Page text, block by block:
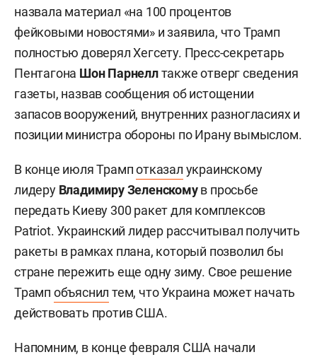
назвала материал «на 100 процентов
фейковыми новостями» и заявила, что Трамп
полностью доверял Хегсету. Пресс-секретарь
Пентагона Шон Парнеллтакже отверг сведения
газеты, назвав сообщения об истощении
запасов вооружений, внутренних разногласиях и
позиции министра обороны по Ирану вымыслом.
В конце июля Трампотказал украинскому
лидеру Владимиру Зеленскомув просьбе
передать Киеву 300 ракет для комплексов
Patriot. Украинский лидер рассчитывал получить
ракеты в рамках плана, который позволил бы
стране пережить еще одну зиму. Свое решение
Трамп объяснил тем, что Украина может начать
действовать против США.
Напомним, в конце февраля США начали